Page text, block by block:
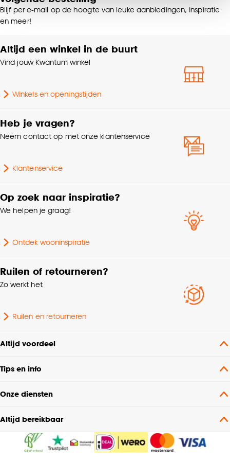
noodzakelijke cookies te accepteren. Je kunt er ook
voor kiezen om bepaalde cookies wel of niet te
klikken.
Goed om te weten is dat je deze keuze altijd nog
cookieverklaring
.
Soort vloerkleed
Kleurtint Off-white
Samenstelling
latex)
Standaard afmetingen
Breedte
buiten
Lengte Vloerkleed 200cm - 250cm
Blijf per e-mail op de hoogte van leuke aanbiedingen, inspiratie
en meer!
Altijd een winkel in de buurt
Vind jouw Kwantum winkel
Winkels en openingstijden
Heb je vragen?
Neem contact op met onze klantenservice
Klantenservice
Op zoek naar inspiratie?
We helpen je graag!
Ontdek wooninspiratie
Ruilen of retourneren?
Zo werkt het
Ruilen en retourneren
Altijd voordeel
Tips en info
Onze diensten
Altijd bereikbaar